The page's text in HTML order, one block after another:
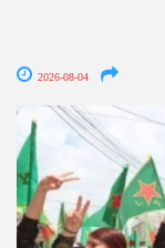
2026-08-04